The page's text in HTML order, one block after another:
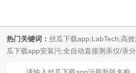
热门关键词： 丝瓜下载app;LabTech;高
瓜下载app安装污;全自动直接测汞仪/汞
波消解萃取系统;微波合成系统;微波灰